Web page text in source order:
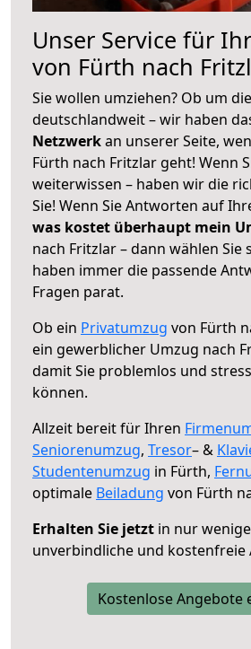
Unser Service für
von Fürth nach
Sie wollen umziehen? Ob um
deutschlandweit – wir haben
Netzwerkan unserer Seite,
Fürth nach Fritzlar geht! Wenn
weiterwissen – haben wir die
Sie! Wenn Sie Antworten auf
was kostet überhaupt mein
nach Fritzlar – dann wählen Sie
haben immer die passende
Fragen parat.
Ob ein Privatumzug von Fürth
ein gewerblicher Umzug nach
damit Sie problemlos und
können.
Allzeit bereit für Ihren
Seniorenumzug, Tresor– &
Studentenumzug in Fürth,
optimale Beiladung von Fürth
Erhalten Sie jetzt in nur
unverbindliche und kostenfreie
Kostenlose Angebote